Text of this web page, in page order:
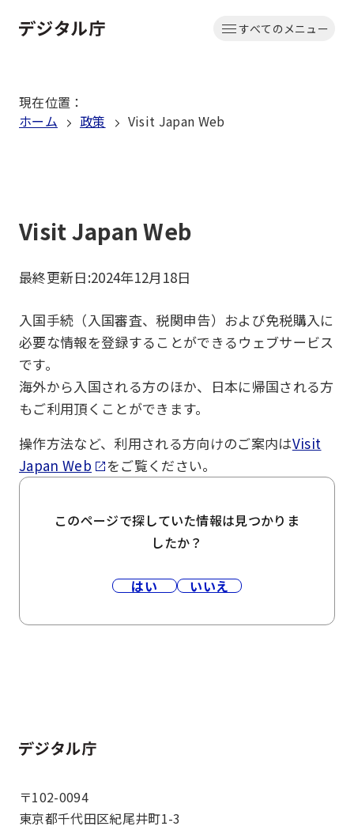
文
動
すべてのメニュー
現在位置 ：
ホーム
政策 Visit Japan Web
Visit Japan Web
最終更新日:2024年12月18日
入国手続（入国審査、税関申告）および免税購入に
必要な情報を登録することができるウェブサービス
です。
海外から入国される方のほか、日本に帰国される方
もご利用頂くことができます。
操作方法など、利用される方向けのご案内はVisit
Japan Web
をご覧ください。
このページで探していた情報は見つかりま
したか？
はい いいえ
ホーム
〒102-0094
東京都千代田区紀尾井町1-3